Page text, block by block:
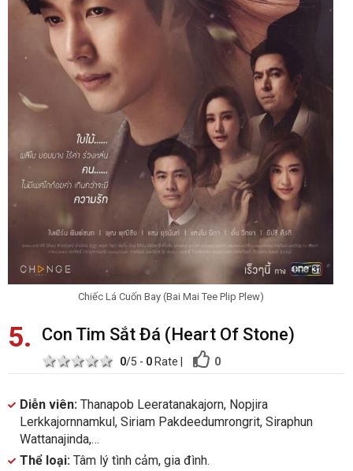
Chiếc Lá Cuốn Bay (Bai Mai Tee Plip Plew)
5 Con Tim Sắt Đá (Heart Of Stone)
5 stars
4 stars
3 stars
2 stars
1 star 0/5 - 0Rate 0
Diễn viên: Thanapob Leeratanakajorn, Nopjira
Lerkkajornnamkul, Siriam Pakdeedumrongrit, Siraphun
Wattanajinda,…
Thể loại: Tâm lý tình cảm, gia đình.